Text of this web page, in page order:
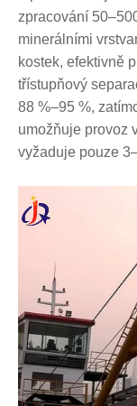
zpracování
minerálními
kostek, efektivně
třístupňový
88 %–95 %,
umožňuje provoz
vyžaduje pouze